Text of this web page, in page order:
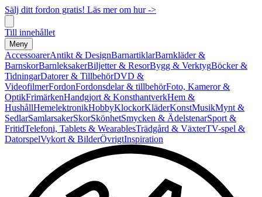
Sälj ditt fordon gratis! Läs mer om hur ->
Till innehållet
Meny
AccessoarerAntikt & DesignBarnartiklarBarnkläder &
BarnskorBarnleksakerBiljetter & ResorBygg & VerktygBöcker &
TidningarDatorer & TillbehörDVD &
VideofilmerFordonFordonsdelar & tillbehörFoto, Kameror &
OptikFrimärkenHandgjort & KonsthantverkHem &
HushållHemelektronikHobbyKlockorKläderKonstMusikMynt &
SedlarSamlarsakerSkorSkönhetSmycken & ÄdelstenarSport &
FritidTelefoni, Tablets & WearablesTrädgård & VäxterTV-spel &
DatorspelVykort & BilderÖvrigtInspiration